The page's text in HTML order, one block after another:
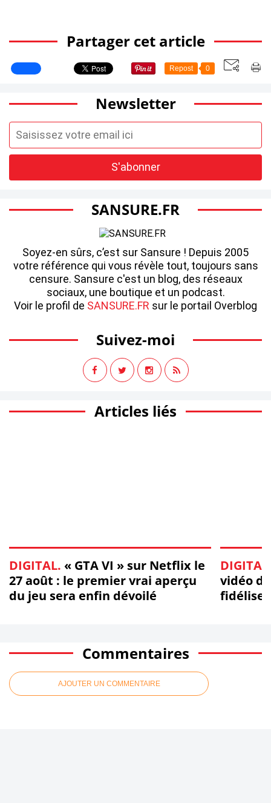
Partager cet article
Repost 0
Newsletter
SANSURE.FR
Soyez-en sûrs, c’est sur Sansure ! Depuis 2005
votre référence qui vous révèle tout, toujours sans
censure. Sansure c'est un blog, des réseaux
sociaux, une boutique et un podcast.
Voir le profil de SANSURE.FR sur le portail Overblog
Suivez-moi
Articles liés
DIGITAL. « GTA VI » sur Netflix le
27 août : le premier vrai aperçu
du jeu sera enfin dévoilé
vidéo
Commentaires
AJOUTER UN COMMENTAIRE